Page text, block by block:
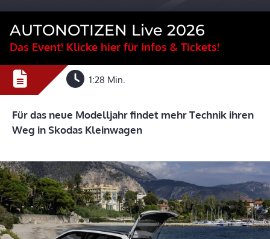
AUTONOTIZEN Live 2026
Das Event! Klicke hier für Infos & Tickets!
1:28 Min.
Für das neue Modelljahr findet mehr Technik ihren
Weg in Skodas Kleinwagen